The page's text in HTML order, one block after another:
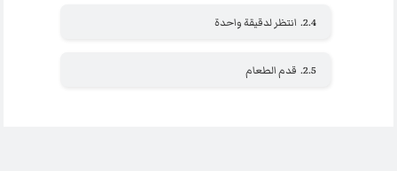
2.4. انتظر لدقيقة واحدة
2.5. قدم الطعام